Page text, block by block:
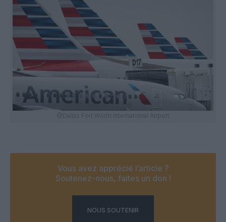
@Dallas Fort Worth International Airport
Vous avez apprécié l’article ?
Soutenez-nous, faites un don !
NOUS SOUTENIR